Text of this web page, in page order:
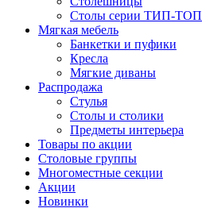
Столы серии ТИП-ТОП
Мягкая мебель
Банкетки и пуфики
Кресла
Мягкие диваны
Распродажа
Стулья
Столы и столики
Предметы интерьера
Товары по акции
Столовые группы
Многоместные секции
Акции
Новинки